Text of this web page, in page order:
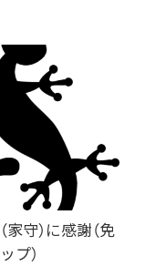
家守）に感謝（免
プ）